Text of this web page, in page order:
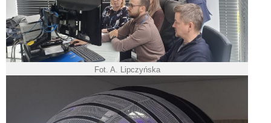
Fot. A. Lipczyńska